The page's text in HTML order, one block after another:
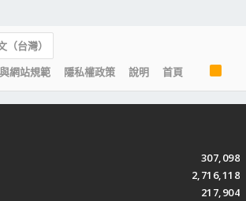
（台灣）
網站規範 隱私權政策 說明 首頁
R
S
S
307,098
2,716,118
217,904